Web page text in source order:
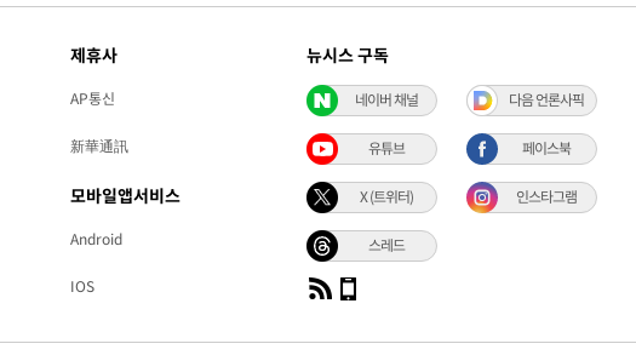
제휴사
AP통신
新華通訊
모바일앱서비스
Android
IOS
뉴시스 구독
네이버 채널 다음 언론사픽
유튜브 페이스북
X (트위터) 인스타그램
스레드